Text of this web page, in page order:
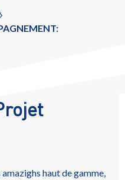
haut de gamme,